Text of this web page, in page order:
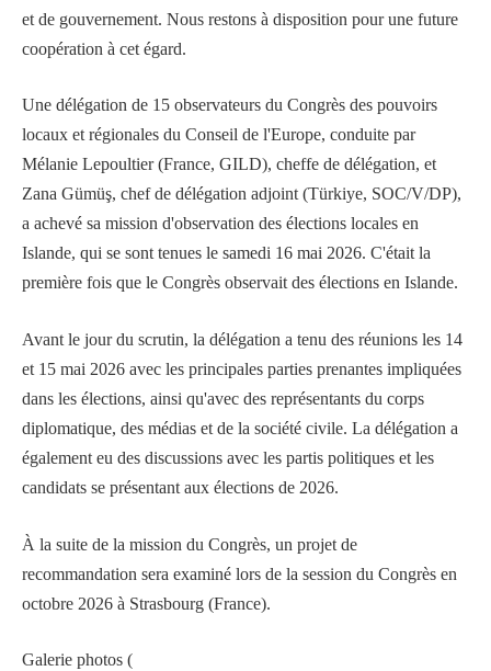
et de gouvernement. Nous restons à disposition pour une future
coopération à cet égard.
Une délégation de 15 observateurs du Congrès des pouvoirs
locaux et régionales du Conseil de l'Europe, conduite par
Mélanie Lepoultier (France, GILD), cheffe de délégation, et
Zana Gümüş, chef de délégation adjoint (Türkiye, SOC/V/DP),
a achevé sa mission d'observation des élections locales en
Islande, qui se sont tenues le samedi 16 mai 2026. C'était la
première fois que le Congrès observait des élections en Islande.
Avant le jour du scrutin, la délégation a tenu des réunions les 14
et 15 mai 2026 avec les principales parties prenantes impliquées
dans les élections, ainsi qu'avec des représentants du corps
diplomatique, des médias et de la société civile. La délégation a
également eu des discussions avec les partis politiques et les
candidats se présentant aux élections de 2026.
À la suite de la mission du Congrès, un projet de
recommandation sera examiné lors de la session du Congrès en
octobre 2026 à Strasbourg (France).
Galerie photos (